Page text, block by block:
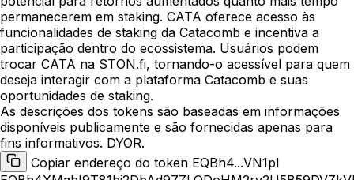
permanecerem em staking. CATA oferece acesso às
funcionalidades de staking da Catacomb e incentiva a
participação dentro do ecossistema. Usuários podem
trocar CATA na STON.fi, tornando-o acessível para quem
deseja interagir com a plataforma Catacomb e suas
oportunidades de staking.
As descrições dos tokens são baseadas em informações
disponíveis publicamente e são fornecidas apenas para
fins informativos. DYOR.
Copiar endereço do token EQBh4...VN1pl